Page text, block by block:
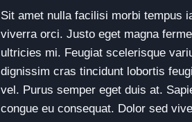
Sit amet nulla facilisi morbi tempus
viverra orci. Justo eget magna
ultricies mi. Feugiat scelerisque
dignissim cras tincidunt lobortis
vel. Purus semper eget duis at.
congue eu consequat. Dolor sed